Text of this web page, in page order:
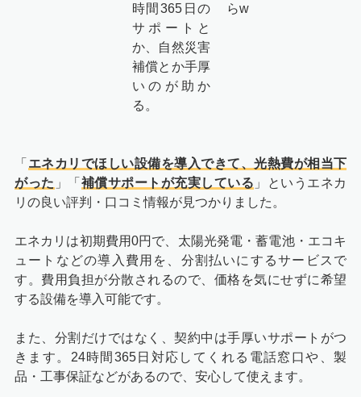
時間365日の
サポートと
か、自然災害
補償とか手厚
いのが助か
る。
らw
「 エネカリでほしい設備を導入できて、光熱費が相当下
がった 」「 補償サポートが充実している 」というエネカ
リの良い評判・口コミ情報が見つかりました。
エネカリは初期費用0円で、太陽光発電・蓄電池・エコキ
ュートなどの導入費用を、分割払いにするサービスで
す。費用負担が分散されるので、価格を気にせずに希望
する設備を導入可能です。
また、分割だけではなく、契約中は手厚いサポートがつ
きます。24時間365日対応してくれる電話窓口や、製
品・工事保証などがあるので、安心して使えます。